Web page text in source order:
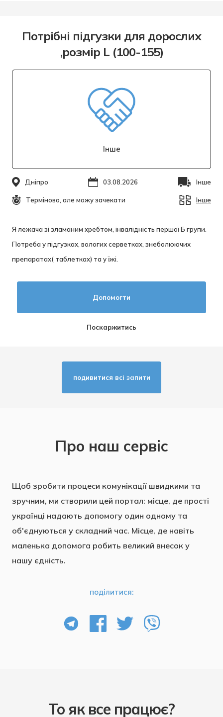
Потрібні підгузки для дорослих
,розмір L (100-155)
Інше
Я лежача зі зламаним хребтом, інвалідність першої Б групи.
Потреба у підгузках, вологих серветках, знеболюючих
препаратах( таблетках) та у їжі.
Дніпро 03.08.2026 Інше
Терміново, але можу зачекати Інше
Поскаржитись
Допомогти
подивитися всi запити
Про наш сервіс
поділитися:
Щоб зробити процеси комунікації швидкими та
зручним, ми створили цей портал: місце, де прості
українці надають допомогу один одному та
об'єднуються у складний час. Місце, де навіть
маленька допомога робить великий внесок у
нашу єдність.
То як все працює?